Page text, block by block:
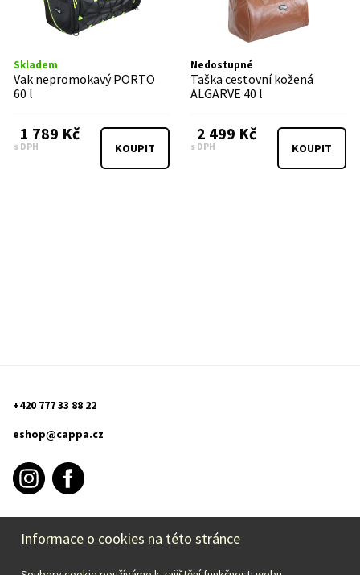
Skladem
Vak nepromokavý PORTO
60 l
1 789 Kč
s DPH KOUPIT
Nedostupné
Taška cestovní kožená
ALGARVE 40 l
2 499 Kč
s DPH KOUPIT
+420 777 33 88 22
eshop@cappa.cz
INFORMACE O NÁKUPU
Informace o cookies na této stránce